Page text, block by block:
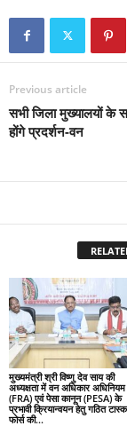
Previous article
सभी जिला मुख्यालयों के
होंगे प्रदर्शन-वन
मुख्यमंत्री श्री विष्णु देव साय की
अध्यक्षता में वन अधिकार अधिनियम
(FRA) एवं पेसा कानून (PESA) के
प्रभावी क्रियान्वयन हेतु गठित टास्क
फोर्स की...